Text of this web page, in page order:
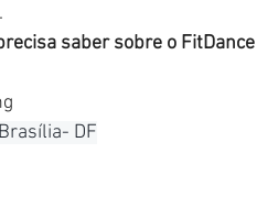
saber sobre o
DF